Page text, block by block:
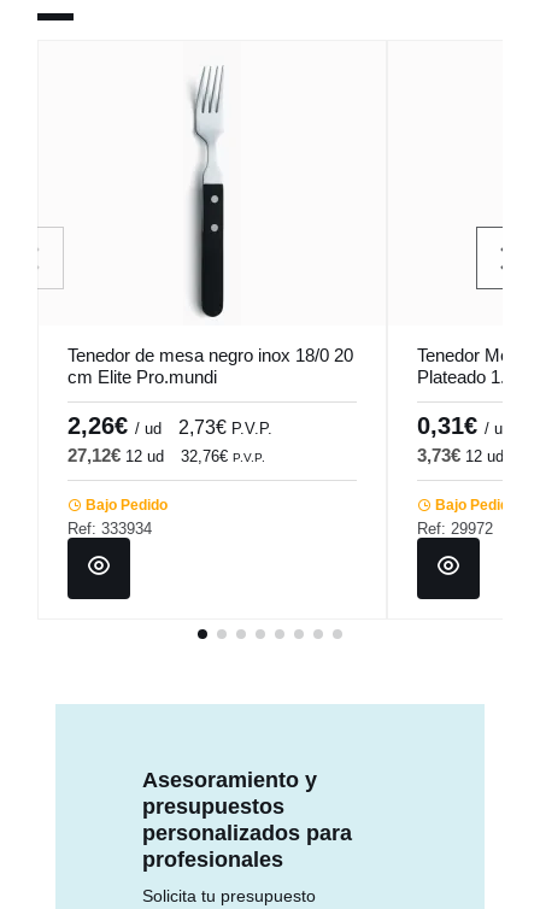
Tenedor de mesa negro inox 18/0 20
cm Elite Pro.mundi
2,26€ / ud 2,73€ P.V.P.
27,12€ 12 ud 32,76€ P.V.P.
Bajo Pedido
Ref: 333934
Tenedor Mesa
Plateado 1.5
0,31€ / ud
3,73€ 12 ud
Bajo Pedido
Ref: 29972
Asesoramiento y
presupuestos
personalizados para
profesionales
Solicita tu presupuesto